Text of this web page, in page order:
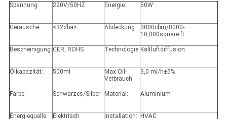
Spannung: 220V/50HZ Energie: 50W
Geräusche: <32dba> Abdeckung:
3000cbm/8000-
10,000square ft
Bescheinigung: CER, ROHS Technologie: Kaltluftdiffusion
Ölkapazität: 500ml
Max Oil-
Verbrauch:
3,0 ml/h±5%
Farbe: Schwarzes/Silber Material: Aluminium
Energiequelle: Elektrisch Installation: HVAC